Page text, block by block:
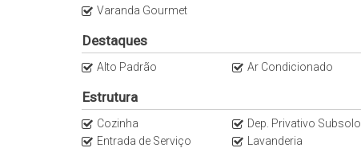
Varanda Gourmet
Destaques
Alto Padrão Ar Condicionado
Estrutura
Cozinha Dep. Privativo Subsolo
Entrada de Serviço
Lavanderia